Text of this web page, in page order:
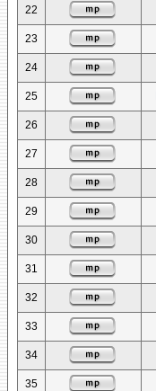
22
23
24
25
26
27
28
29
30
31
32
33
34
35